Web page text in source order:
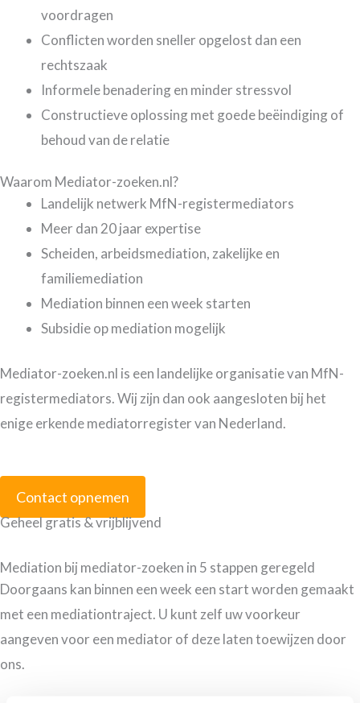
voordragen
Conflicten worden sneller opgelost dan een
rechtszaak
Informele benadering en minder stressvol
Constructieve oplossing met goede beëindiging of
behoud van de relatie
Waarom Mediator-zoeken.nl?
Landelijk netwerk MfN-registermediators
Meer dan 20 jaar expertise
Scheiden, arbeidsmediation, zakelijke en
familiemediation
Mediation binnen een week starten
Subsidie op mediation mogelijk
Mediator-zoeken.nl is een landelijke organisatie van MfN-
registermediators. Wij zijn dan ook aangesloten bij het
enige erkende mediatorregister van Nederland.
Contact opnemen
Geheel gratis & vrijblijvend
Mediation bij mediator-zoeken in 5 stappen geregeld
Doorgaans kan binnen een week een start worden gemaakt
met een mediationtraject. U kunt zelf uw voorkeur
aangeven voor een mediator of deze laten toewijzen door
ons.